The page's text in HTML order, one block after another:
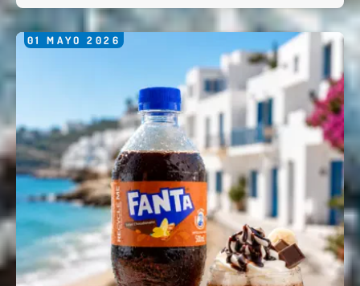
01 MAYO 2026